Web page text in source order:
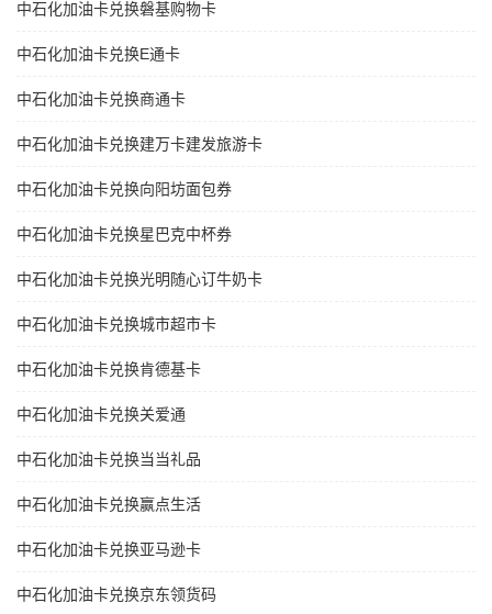
中石化加油卡兑换磐基购物卡
中石化加油卡兑换E通卡
中石化加油卡兑换商通卡
中石化加油卡兑换建万卡建发旅游卡
中石化加油卡兑换向阳坊面包券
中石化加油卡兑换星巴克中杯券
中石化加油卡兑换光明随心订牛奶卡
中石化加油卡兑换城市超市卡
中石化加油卡兑换肯德基卡
中石化加油卡兑换关爱通
中石化加油卡兑换当当礼品
中石化加油卡兑换赢点生活
中石化加油卡兑换亚马逊卡
中石化加油卡兑换京东领货码